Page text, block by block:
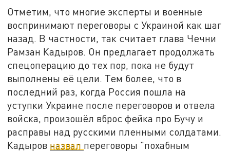
Отметим, что многие эксперты и военные
воспринимают переговоры с Украиной как шаг
назад. В частности, так считает глава Чечни
Рамзан Кадыров. Он предлагает продолжать
спецоперацию до тех пор, пока не будут
выполнены её цели. Тем более, что в
последний раз, когда Россия пошла на
уступки Украине после переговоров и отвела
войска, произошёл вброс фейка про Бучу и
расправы над русскими пленными солдатами.
Кадыров назвал переговоры "похабным